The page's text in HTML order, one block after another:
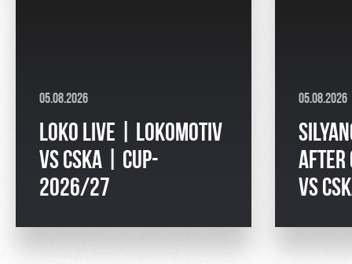
05.08.2026
LOKO LIVE | LOKOMOTIV
VS CSKA | CUP-
2026/27
05.08.2026
AFTER
VS